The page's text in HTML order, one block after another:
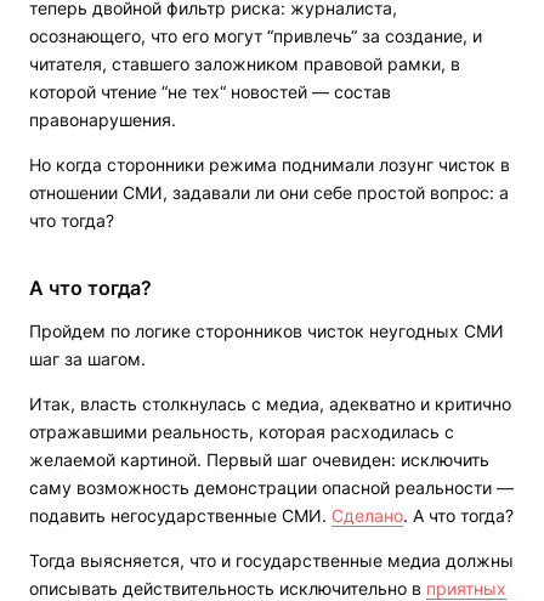
теперь двойной фильтр риска: журналиста,
осознающего, что его могут “привлечь“ за создание, и
читателя, ставшего заложником правовой рамки, в
которой чтение “не тех“ новостей — состав
правонарушения.
Но когда сторонники режима поднимали лозунг чисток в
отношении СМИ, задавали ли они себе простой вопрос: а
что тогда?
А что тогда?
Пройдем по логике сторонников чисток неугодных СМИ
шаг за шагом.
Итак, власть столкнулась с медиа, адекватно и критично
отражавшими реальность, которая расходилась с
желаемой картиной. Первый шаг очевиден: исключить
саму возможность демонстрации опасной реальности —
подавить негосударственные СМИ. Сделано. А что тогда?
Тогда выясняется, что и государственные медиа должны
описывать действительность исключительно в приятных